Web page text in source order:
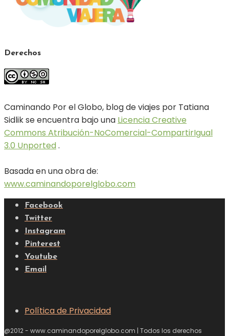
Derechos
Caminando Por el Globo, blog de viajes por Tatiana
Sidlik se encuentra bajo una Licencia Creative
Commons Atribución-NoComercial-CompartirIgual
3.0 Unported.
Basada en una obra de:
www.caminandoporelglobo.com
Facebook
Twitter
Instagram
Pinterest
Youtube
Email
Política de Privacidad
@2012 - www.caminandoporelglobo.com | Todos los derechos